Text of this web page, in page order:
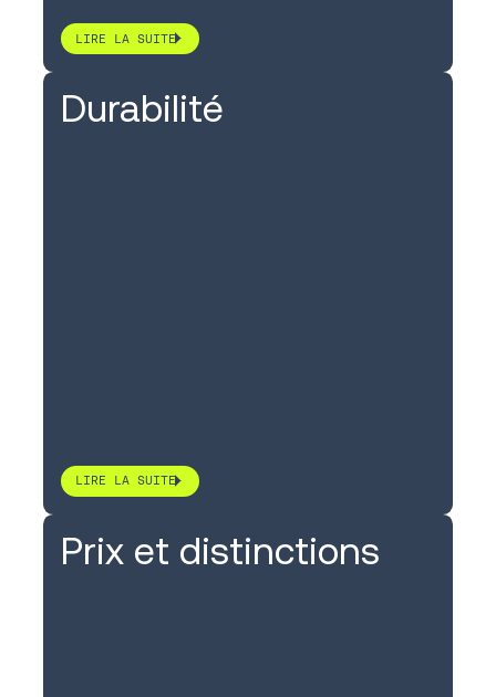
LIRE LA SUITE
Durabilité
LIRE LA SUITE
Prix et distinctions